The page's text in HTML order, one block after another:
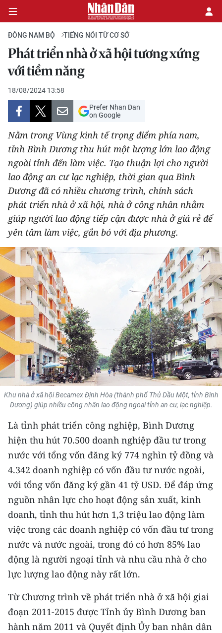
CHÍNH TRỊ
KINH TẾ
VĂN HÓA
XÃ HỘI
PHÁP LUẬT
DU LỊCH
THẾ GIỚI
THỂ THAO
GIÁO DỤC
Y TẾ
KHOA HỌC - CÔNG NGHỆ
MÔI TRƯỜNG
BẠN ĐỌC
KIỂM CHỨNG THÔNG TIN
TRI THỨC CHUYÊN SÂU
54 DÂN TỘC VIỆT NAM
CHƯƠNG TRÌNH OCOP - MỖI XÃ
MỘT SẢN PHẨM
RADIO
MEDIA CENTER
E-Magazine
Video
Media Chính trị
Media Kinh tế
Media Văn hóa
ĐÔNG NAM BỘ TIẾNG NÓI TỪ CƠ SỞ
Phát triển nhà ở xã hội tương xứng
với tiềm năng
18/08/2024 13:58
Prefer Nhan Dan
on Google
Nằm trong Vùng kinh tế trọng điểm phía nam,
tỉnh Bình Dương thu hút một lượng lớn lao động
ngoài tỉnh đến làm việc. Tạo thuận lợi cho người
lao động an cư lạc nghiệp, thời gian qua Bình
Dương đã có nhiều chương trình, chính sách
phát triển nhà ở xã hội, nhà ở công nhân nhằm
giúp người lao động tiếp cận được nhà ở giá rẻ để
yên tâm làm việc, gắn bó với địa phương.
Khu nhà ở xã hội Becamex Định Hòa (thành phố Thủ Dầu Một, tỉnh Bình
Dương) giúp nhiều công nhân lao động ngoại tỉnh an cư, lạc nghiệp.
Là tỉnh phát triển công nghiệp, Bình Dương
hiện thu hút 70.500 doanh nghiệp đầu tư trong
nước với tổng vốn đăng ký 774 nghìn tỷ đồng và
4.342 doanh nghiệp có vốn đầu tư nước ngoài,
với tổng vốn đăng ký gần 41 tỷ USD. Để đáp ứng
nguồn nhân lực cho hoạt động sản xuất, kinh
doanh, tỉnh thu hút hơn 1,3 triệu lao động làm
việc trong các doanh nghiệp có vốn đầu tư trong
nước và nước ngoài, trong đó có hơn 85% lao
động là người ngoại tỉnh và nhu cầu nhà ở cho
lực lượng lao động này rất lớn.
Từ Chương trình về phát triển nhà ở xã hội giai
đoạn 2011-2015 được Tỉnh ủy Bình Dương ban
hành năm 2011 và Quyết định Ủy ban nhân dân